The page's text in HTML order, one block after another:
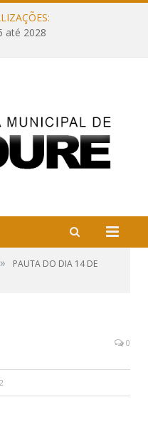
até 2028
»
PAUTA DO DIA 14 DE
0